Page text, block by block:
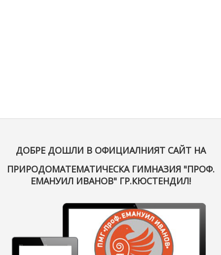
ДОБРЕ ДОШЛИ В ОФИЦИАЛНИЯТ САЙТ НА
ПРИРОДОМАТЕМАТИЧЕСКА ГИМНАЗИЯ "ПРОФ.
ЕМАНУИЛ ИВАНОВ" ГР.КЮСТЕНДИЛ!